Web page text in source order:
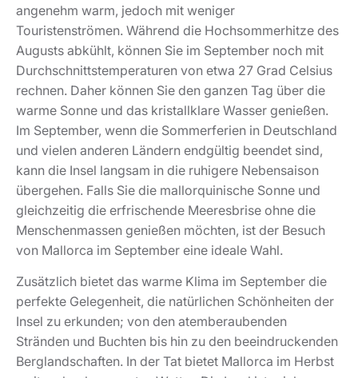
angenehm warm, jedoch mit weniger
Touristenströmen. Während die Hochsommerhitze des
Augusts abkühlt, können Sie im September noch mit
Durchschnittstemperaturen von etwa 27 Grad Celsius
rechnen. Daher können Sie den ganzen Tag über die
warme Sonne und das kristallklare Wasser genießen.
Im September, wenn die Sommerferien in Deutschland
und vielen anderen Ländern endgültig beendet sind,
kann die Insel langsam in die ruhigere Nebensaison
übergehen. Falls Sie die mallorquinische Sonne und
gleichzeitig die erfrischende Meeresbrise ohne die
Menschenmassen genießen möchten, ist der Besuch
von Mallorca im September eine ideale Wahl.
Zusätzlich bietet das warme Klima im September die
perfekte Gelegenheit, die natürlichen Schönheiten der
Insel zu erkunden; von den atemberaubenden
Stränden und Buchten bis hin zu den beeindruckenden
Berglandschaften. In der Tat bietet Mallorca im Herbst